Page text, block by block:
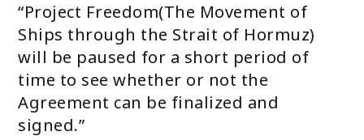
“Project Freedom(The Movement of
Ships through the Strait of Hormuz)
will be paused for a short period of
time to see whether or not the
Agreement can be finalized and
signed.”